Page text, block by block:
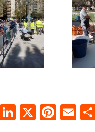
W Li X Pi E